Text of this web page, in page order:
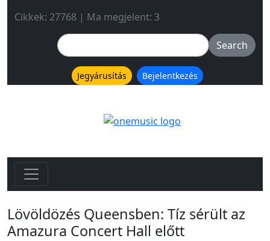
Cikkek: 27768 | Ma megjelent: 3
Jegyárusítás Bejelentkezés
Lövöldözés Queensben: Tíz sérült az
Amazura Concert Hall előtt